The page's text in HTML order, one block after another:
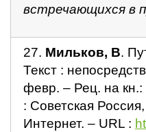
встречающихся в
27. Мильков, В.
Текст :
февр. – Рец. на
: Советская
Интернет. – URL :